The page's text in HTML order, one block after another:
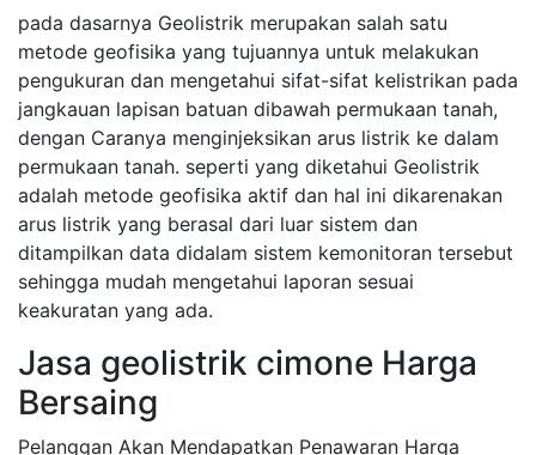
pada dasarnya Geolistrik merupakan salah satu
metode geofisika yang tujuannya untuk melakukan
pengukuran dan mengetahui sifat-sifat kelistrikan pada
jangkauan lapisan batuan dibawah permukaan tanah,
dengan Caranya menginjeksikan arus listrik ke dalam
permukaan tanah. seperti yang diketahui Geolistrik
adalah metode geofisika aktif dan hal ini dikarenakan
arus listrik yang berasal dari luar sistem dan
ditampilkan data didalam sistem kemonitoran tersebut
sehingga mudah mengetahui laporan sesuai
keakuratan yang ada.
Jasa geolistrik cimone Harga
Bersaing
Pelanggan Akan Mendapatkan Penawaran Harga